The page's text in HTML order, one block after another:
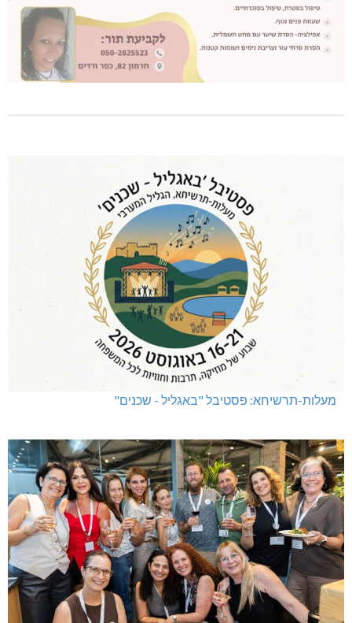
מעלות-תרשיחא: פסטיבל "באגליל - שכנים"